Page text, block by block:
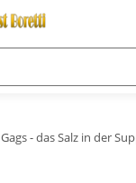
Gags - das Salz in der